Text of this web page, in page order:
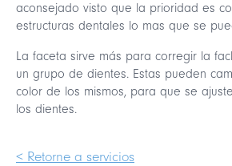
aconsejado visto que la prioridad es
estructuras dentales lo mas que se
La faceta sirve más para corregir la
un grupo de dientes. Estas pueden
color de los mismos, para que se
los dientes.
< Retorne a servicios